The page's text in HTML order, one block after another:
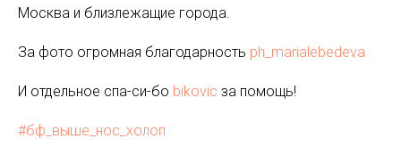
Москва и близлежащие города.
За фото огромная благодарность ph_marialebedeva
И отдельное спа-си-бо bikovic за помощь!
#бф_выше_нос_холоп